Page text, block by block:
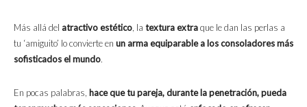
Más allá del atractivo estético, la textura extraque le dan las perlas a
tu ‘amiguito’ lo convierte en un arma equiparable a los consoladores más
sofisticados el mundo.
En pocas palabras, hace que tu pareja, durante la penetración, pueda